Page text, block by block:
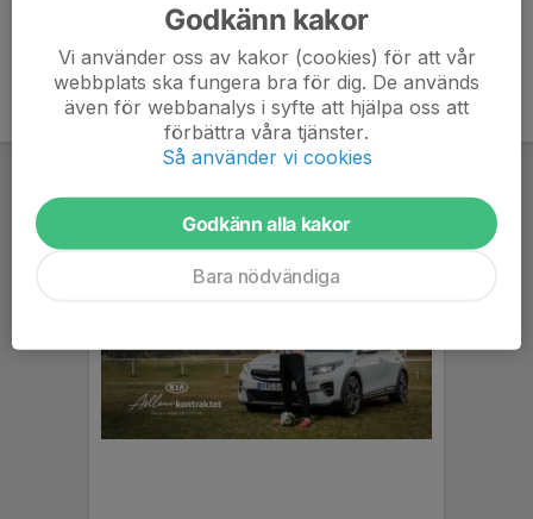
Godkänn kakor
Vi använder oss av kakor (cookies) för att vår
webbplats ska fungera bra för dig. De används
även för webbanalys i syfte att hjälpa oss att
förbättra våra tjänster.
Så använder vi cookies
Godkänn alla kakor
Bara nödvändiga